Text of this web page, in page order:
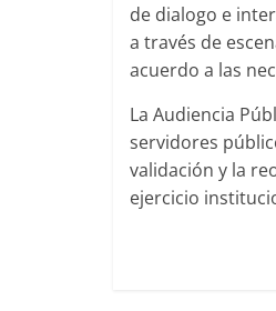
de dialogo e
a través de
acuerdo a las
La Audiencia
servidores
validación y la
ejercicio